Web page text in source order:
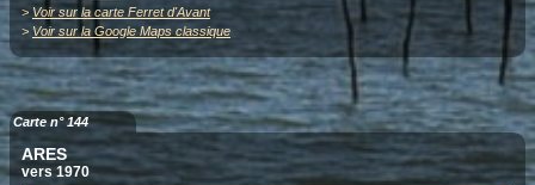
> Voir sur la carte Ferret d'Avant
> Voir sur la Google Maps classique
Carte n° 144
ARES
vers 1970